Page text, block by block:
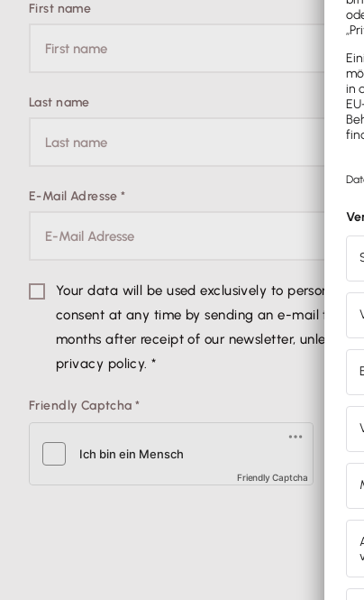
First name
Last name
E-Mail Adresse*
Your data will be used exclusively to
consent at any time by sending an e-mail to
months after receipt of our newsletter, unless
privacy policy.*
Friendly Captcha*
Friendly Captcha